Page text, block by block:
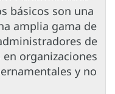
básicos son una
amplia gama de
de
organizaciones
y no